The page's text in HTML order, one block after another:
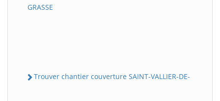
GRASSE
Trouver chantier couverture SAINT-VALLIER-DE-